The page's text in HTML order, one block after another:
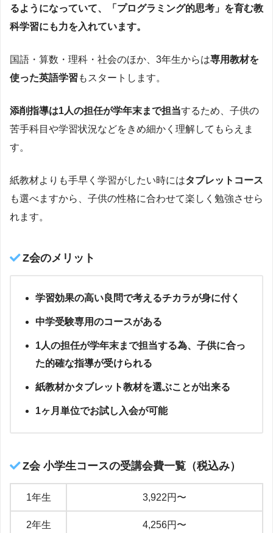
るようになっていて、「プログラミング的思考」を育む教
科学習にも力を入れています。
国語・算数・理科・社会のほか、3年生からは専用教材を
使った英語学習 もスタートします。
添削指導は1人の担任が学年末まで担当するため、子供の
苦手科目や学習状況などをきめ細かく理解してもらえま
す。
紙教材よりも手早く学習がしたい時にはタブレットコース
も選べますから、子供の性格に合わせて楽しく勉強させら
れます。
Z会のメリット
学習効果の高い良問で考えるチカラが身に付く
中学受験専用のコースがある
1人の担任が学年末まで担当する為、子供に合っ
た的確な指導が受けられる
紙教材かタブレット教材を選ぶことが出来る
1ヶ月単位でお試し入会が可能
Z会 小学生コースの受講会費一覧（税込み）
1年生 3,922円〜
2年生 4,256円〜